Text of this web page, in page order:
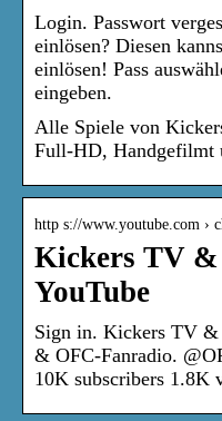
Login. Passwort
einlösen? Diesen
einlösen! Pass
eingeben.
Alle Spiele von
Full-HD, Handgefilmt
http s://www.youtube.com ›
Kickers TV
YouTube
Sign in. Kickers TV
& OFC-Fanradio.
10K subscribers 1.8K